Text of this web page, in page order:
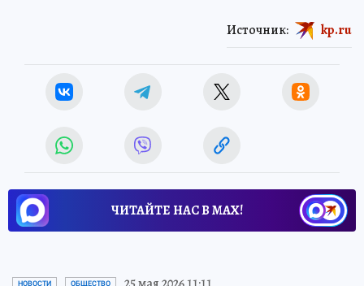
Источник: kp.ru
ЧИТАЙТЕ НАС В МАХ!
НОВОСТИ ОБЩЕСТВО